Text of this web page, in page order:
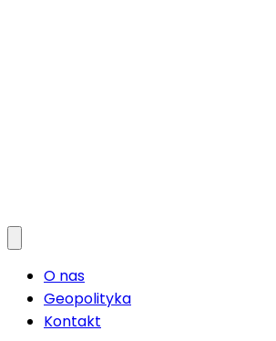
O nas
Geopolityka
Kontakt